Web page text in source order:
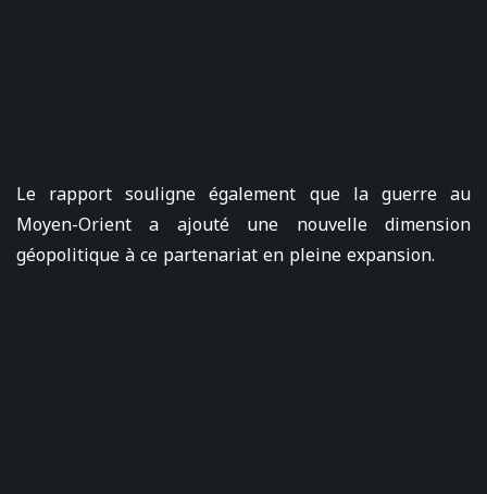
Le rapport souligne également que la guerre au
Moyen-Orient a ajouté une nouvelle dimension
géopolitique à ce partenariat en pleine expansion.